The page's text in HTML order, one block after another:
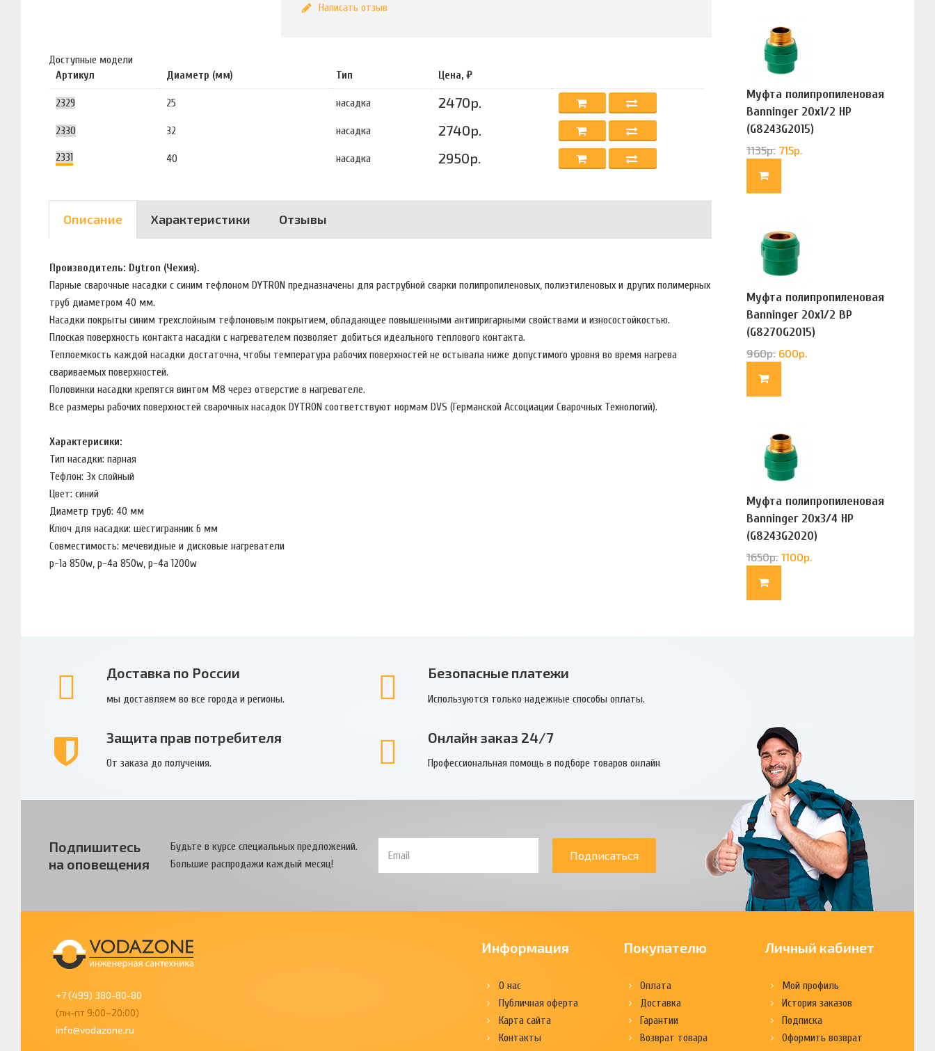
Написать отзыв
Доступные модели
Артикул
Диаметр (мм) Тип Цена, ₽
2329 25 насадка 2470р.
2330 32 насадка 2740р.
2331 40 насадка 2950р.
Описание Характеристики Отзывы
Производитель: Dytron (Чехия).
Парные сварочные насадки с синим тефлоном DYTRON предназначены для раструбной сварки полипропиленовых, полиэтиленовых и других полимерных
труб диаметром 40 мм.
Насадки покрыты синим трехслойным тефлоновым покрытием, обладающее повышенными антипригарными свойствами и износостойкостью.
Плоская поверхность контакта насадки с нагревателем позволяет добиться идеального теплового контакта.
Теплоемкость каждой насадки достаточна, чтобы температура рабочих поверхностей не остывала ниже допустимого уровня во время нагрева
свариваемых поверхностей.
Половинки насадки крепятся винтом М8 через отверстие в нагревателе.
Все размеры рабочих поверхностей сварочных насадок DYTRON соответствуют нормам DVS (Германской Ассоциации Сварочных Технологий).
Характерисики:
Тип насадки: парная
Тефлон: 3х слойный
Цвет: синий
Диаметр труб: 40 мм
Ключ для насадки: шестигранник 6 мм
Совместимость: мечевидные и дисковые нагреватели
p-1a 850w, p-4a 850w, p-4a 1200w
Муфта полипропиленовая
Banninger 20х1/2 НР
(G8243G2015)
1135р. 715р.
Муфта полипропиленовая
Banninger 20х1/2 ВР
(G8270G2015)
960р. 600р.
Муфта полипропиленовая
Banninger 20х3/4 НР
(G8243G2020)
1650р. 1100р.
Доставка по России
мы доставляем во все города и регионы.
Безопасные платежи
Используются только надежные способы оплаты.
Защита прав потребителя
От заказа до получения.
Онлайн заказ 24/7
Профессиональная помощь в подборе товаров онлайн
Подпишитесь
на оповещения
Будьте в курсе специальных предложений.
Большие распродажи каждый месяц!
Подписаться
+7 (499) 380-80-80
(пн-пт 9:00–20:00)
info@vodazone.ru
Информация
О нас
Публичная оферта
Карта сайта
Контакты
Покупателю
Оплата
Доставка
Гарантии
Возврат товара
Личный кабинет
Мой профиль
История заказов
Подписка
Оформить возврат